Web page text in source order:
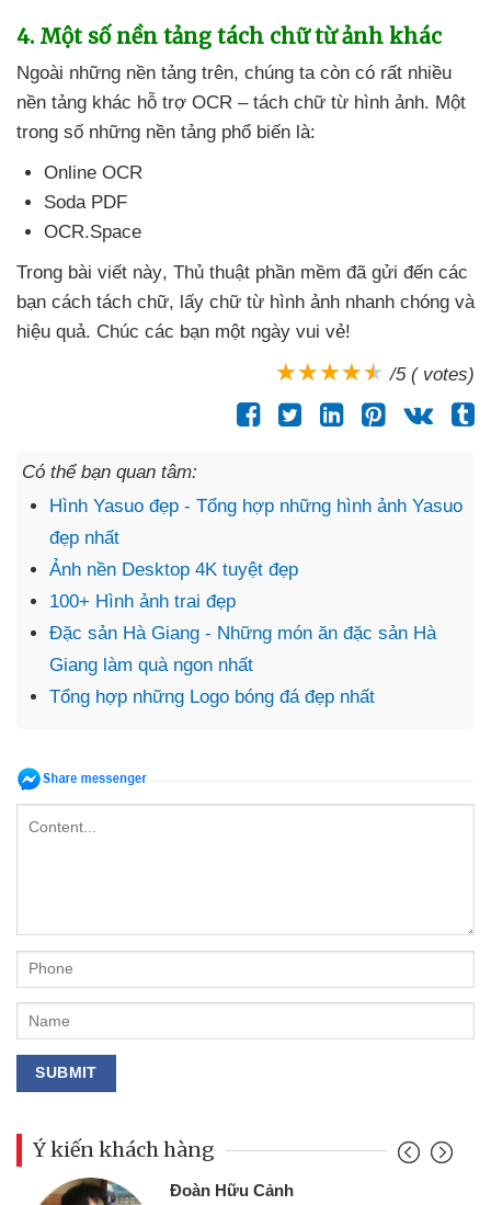
4. Một số nền tảng tách chữ từ ảnh khác
Ngoài những nền tảng trên, chúng ta còn có rất nhiều
nền tảng khác hỗ trợ OCR – tách chữ từ hình ảnh. Một
trong số những nền tảng phổ biến là:
Online OCR
Soda PDF
OCR.Space
Trong bài viết này, Thủ thuật phần mềm đã gửi đến các
bạn cách tách chữ, lấy chữ từ hình ảnh nhanh chóng và
hiệu quả. Chúc các bạn một ngày vui vẻ!
/5 ( votes)
Có thể bạn quan tâm:
Hình Yasuo đẹp - Tổng hợp những hình ảnh Yasuo
đẹp nhất
Ảnh nền Desktop 4K tuyệt đẹp
100+ Hình ảnh trai đẹp
Đặc sản Hà Giang - Những món ăn đặc sản Hà
Giang làm quà ngon nhất
Tổng hợp những Logo bóng đá đẹp nhất
Ý kiến khách hàng
Đoàn Hữu Cảnh